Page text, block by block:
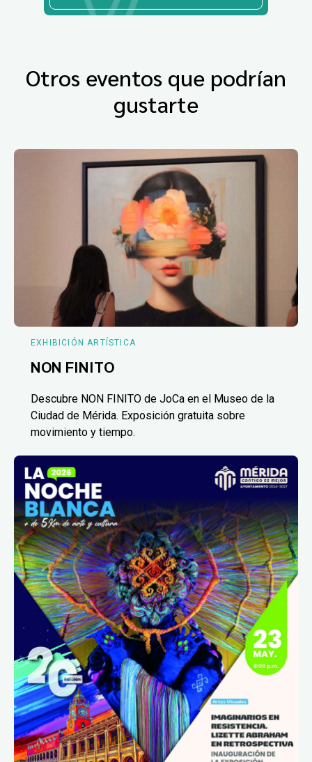
Otros eventos que podrían
gustarte
EXHIBICIÓN ARTÍSTICA
NON FINITO
Descubre NON FINITO de JoCa en el Museo de la
Ciudad de Mérida. Exposición gratuita sobre
movimiento y tiempo.